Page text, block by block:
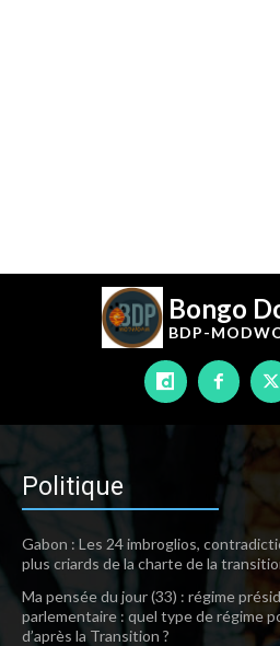
Bongo
BDP-
Politique
Gabon : Les 24 imbroglios,
plus criards de la charte de la
Ma pensée du jour (33) : régime
parlementaire : quel type de régime
d’après la Transition ?